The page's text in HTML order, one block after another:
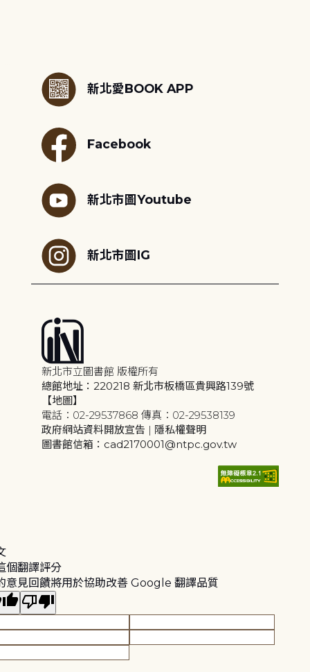
新北愛BOOK APP
Facebook
新北市圖Youtube
新北市圖IG
新北市立圖書館 版權所有
總館地址：220218 新北市板橋區貴興路139號
【地圖】
電話：02-29537868 傳真：02-29538139
政府網站資料開放宣告 | 隱私權聲明
圖書館信箱：cad2170001@ntpc.gov.tw
個翻譯評分
意見回饋將用於協助改善 Google 翻譯品質